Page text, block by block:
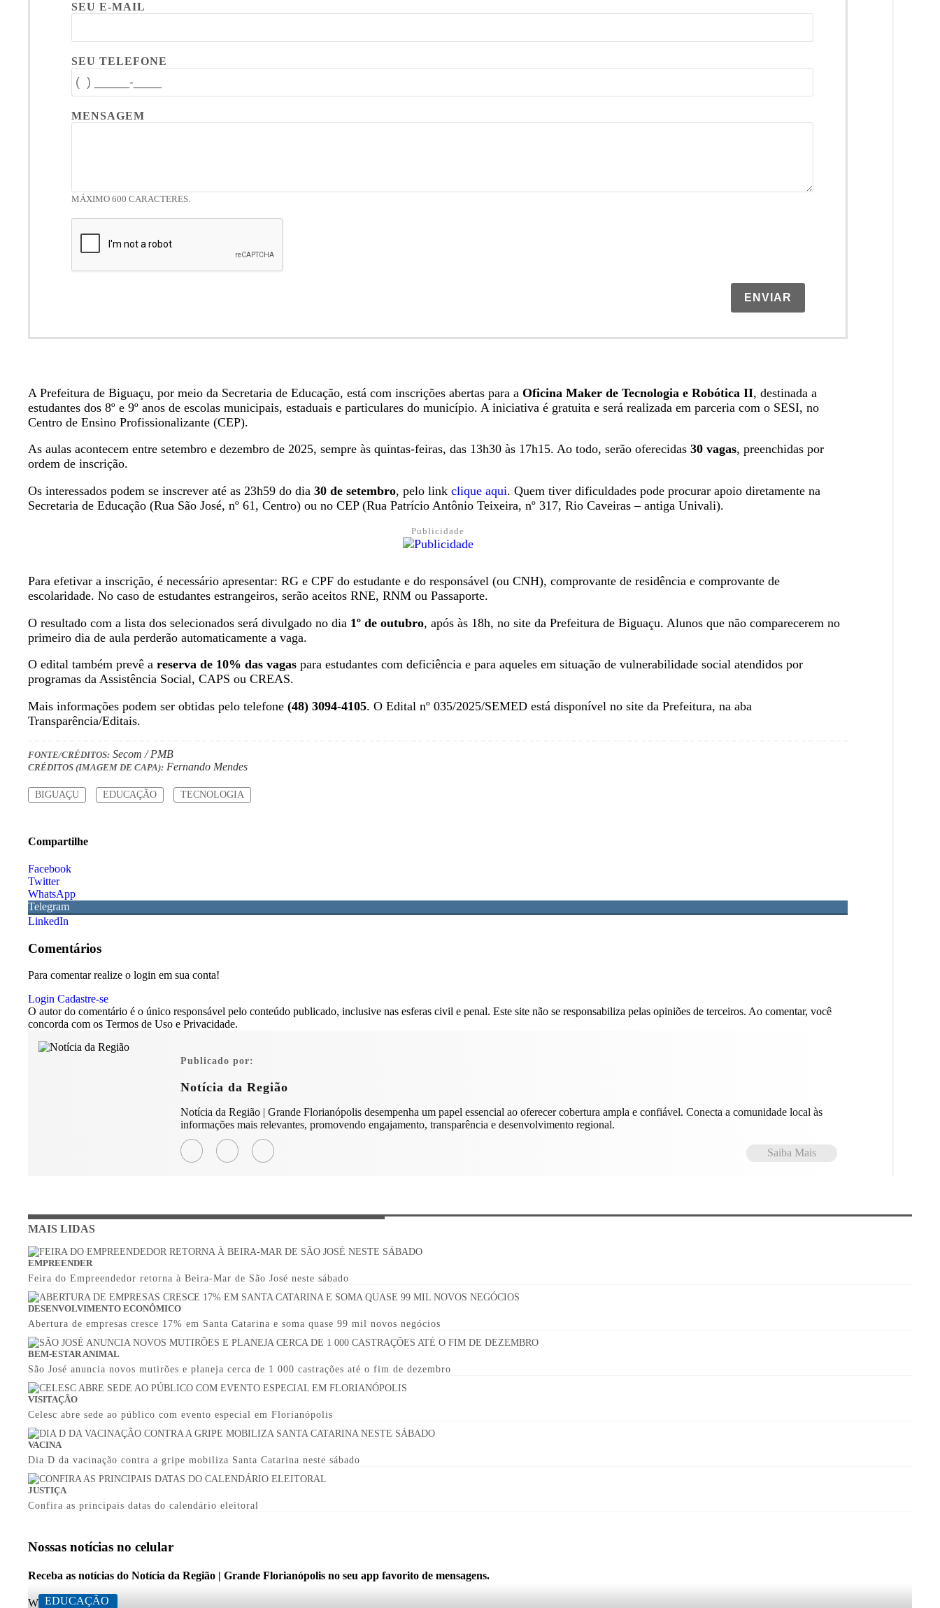
SEU E-MAIL
SEU TELEFONE
MENSAGEM
MÁXIMO 600 CARACTERES.
ENVIAR
A Prefeitura de Biguaçu, por meio da Secretaria de Educação, está com inscrições abertas para aOficina Maker de Tecnologia e Robótica II, destinada a
estudantes dos 8º e 9º anos de escolas municipais, estaduais e particulares do município. A iniciativa é gratuita e será realizada em parceria com o SESI, no
Centro de Ensino Profissionalizante (CEP).
As aulas acontecem entre setembro e dezembro de 2025, sempre às quintas-feiras, das 13h30 às 17h15. Ao todo, serão oferecidas30 vagas, preenchidas por
ordem de inscrição.
Os interessados podem se inscrever até as 23h59 do dia30 de setembro, pelo linkclique aqui. Quem tiver dificuldades pode procurar apoio diretamente na
Secretaria de Educação (Rua São José, nº 61, Centro) ou no CEP (Rua Patrício Antônio Teixeira, nº 317, Rio Caveiras – antiga Univali).
Publicidade
Para efetivar a inscrição, é necessário apresentar: RG e CPF do estudante e do responsável (ou CNH), comprovante de residência e comprovante de
escolaridade. No caso de estudantes estrangeiros, serão aceitos RNE, RNM ou Passaporte.
O resultado com a lista dos selecionados será divulgado no dia 1º de outubro, após às 18h, no site da Prefeitura de Biguaçu. Alunos que não comparecerem no
primeiro dia de aula perderão automaticamente a vaga.
O edital também prevê areserva de 10% das vagas para estudantes com deficiência e para aqueles em situação de vulnerabilidade social atendidos por
programas da Assistência Social, CAPS ou CREAS.
Mais informações podem ser obtidas pelo telefone(48) 3094-4105. O Edital nº 035/2025/SEMED está disponível no site da Prefeitura, na aba
Transparência/Editais.
FONTE/CRÉDITOS: Secom / PMB
CRÉDITOS (IMAGEM DE CAPA): Fernando Mendes
BIGUAÇU EDUCAÇÃO TECNOLOGIA
Compartilhe
Facebook
Twitter
WhatsApp
Telegram
LinkedIn
Comentários
Para comentar realize o login em sua conta!
Login Cadastre-se
O autor do comentário é o único responsável pelo conteúdo publicado, inclusive nas esferas civil e penal. Este site não se responsabiliza pelas opiniões de terceiros. Ao comentar, você
concorda com os Termos de Uso e Privacidade.
Publicado por:
Notícia da Região
Notícia da Região | Grande Florianópolis desempenha um papel essencial ao oferecer cobertura ampla e confiável. Conecta a comunidade local às
informações mais relevantes, promovendo engajamento, transparência e desenvolvimento regional.
Saiba Mais
MAIS LIDAS
EMPREENDER
Feira do Empreendedor retorna à Beira-Mar de São José neste sábado
DESENVOLVIMENTO ECONÔMICO
Abertura de empresas cresce 17% em Santa Catarina e soma quase 99 mil novos negócios
BEM-ESTAR ANIMAL
São José anuncia novos mutirões e planeja cerca de 1 000 castrações até o fim de dezembro
VISITAÇÃO
Celesc abre sede ao público com evento especial em Florianópolis
VACINA
Dia D da vacinação contra a gripe mobiliza Santa Catarina neste sábado
JUSTIÇA
Confira as principais datas do calendário eleitoral
Nossas notíciasno celular
Receba as notícias do Notícia da Região | Grande Florianópolis no seu app favorito de mensagens.
Whatsapp
EDUCAÇÃO